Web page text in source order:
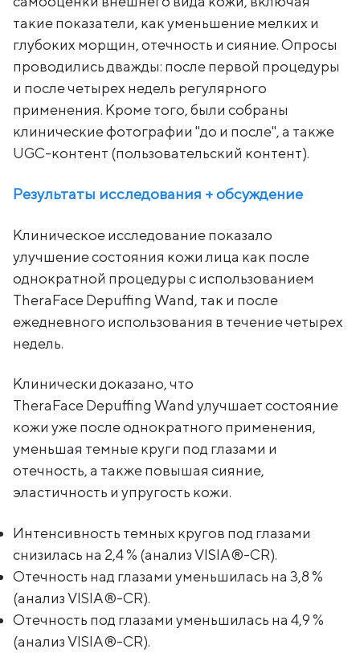
такие показатели, как уменьшение мелких и
глубоких морщин, отечность и сияние. Опросы
проводились дважды: после первой процедуры
и после четырех недель регулярного
применения. Кроме того, были собраны
клинические фотографии "до и после", а также
UGC-контент (пользовательский контент).
Результаты исследования + обсуждение
Клиническое исследование показало
улучшение состояния кожи лица как после
однократной процедуры с использованием
TheraFace Depuffing Wand, так и после
ежедневного использования в течение четырех
недель.
Клинически доказано, что
TheraFace Depuffing Wand улучшает состояние
кожи уже после однократного применения,
уменьшая темные круги под глазами и
отечность, а также повышая сияние,
эластичность и упругость кожи.
Интенсивность темных кругов под глазами
снизилась на 2,4 % (анализ VISIA®-CR).
Отечность над глазами уменьшилась на 3,8 %
(анализ VISIA®-CR).
Отечность под глазами уменьшилась на 4,9 %
(анализ VISIA®-CR).